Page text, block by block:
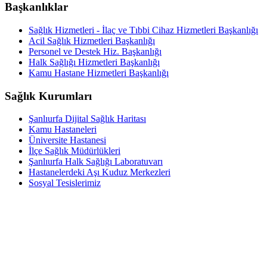
Başkanlıklar
Sağlık Hizmetleri - İlaç ve Tıbbi Cihaz Hizmetleri Başkanlığı
Acil Sağlık Hizmetleri Başkanlığı
Personel ve Destek Hiz. Başkanlığı
Halk Sağlığı Hizmetleri Başkanlığı
Kamu Hastane Hizmetleri Başkanlığı
Sağlık Kurumları
Şanlıurfa Dijital Sağlık Haritası
Kamu Hastaneleri
Üniversite Hastanesi
İlçe Sağlık Müdürlükleri
Şanlıurfa Halk Sağlığı Laboratuvarı
Hastanelerdeki Aşı Kuduz Merkezleri
Sosyal Tesislerimiz